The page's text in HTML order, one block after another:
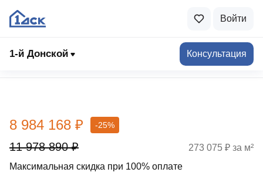
Войти
1-й Донской Консультация
Выбрать квартиру
11 978 890 ₽
8 984 168 ₽ -25%
Максимальная скидка при 100% оплате
273 075 ₽ за м²